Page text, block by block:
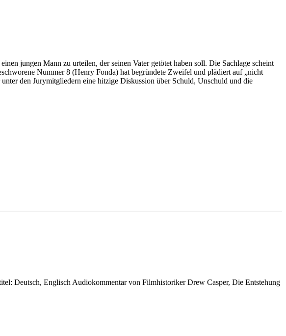
jungen Mann zu urteilen, der seinen Vater getötet haben soll. Die Sachlage scheint
Nummer 8 (Henry Fonda) hat begründete Zweifel und plädiert auf „nicht
den Jurymitgliedern eine hitzige Diskussion über Schuld, Unschuld und die
Deutsch, Englisch Audiokommentar von Filmhistoriker Drew Casper, Die Entstehung